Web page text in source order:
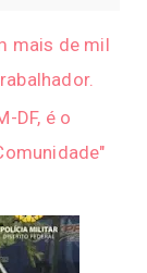
mais de mil
DF, é o